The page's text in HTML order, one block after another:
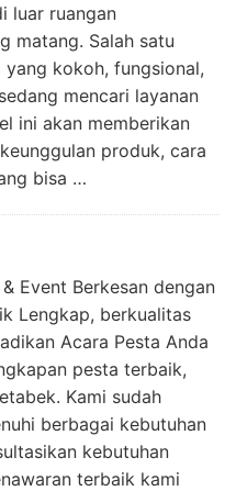
luar ruangan
matang. Salah satu
kokoh, fungsional,
mencari layanan
ini akan memberikan
produk, cara
bisa …
Event Berkesan dengan
Lengkap, berkualitas
Acara Pesta Anda
pesta terbaik,
Kami sudah
berbagai kebutuhan
kebutuhan
terbaik kami